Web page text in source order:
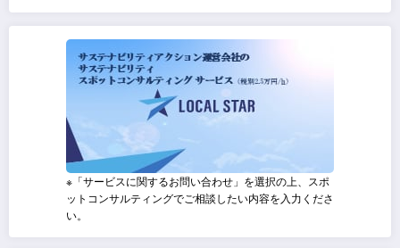
※「サービスに関するお問い合わせ」を選択の上、スポ
ットコンサルティングでご相談したい内容を入力くださ
い。